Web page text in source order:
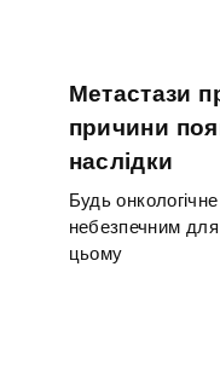
Метастази
причини
наслідки
Будь
небезпечним для
цьому